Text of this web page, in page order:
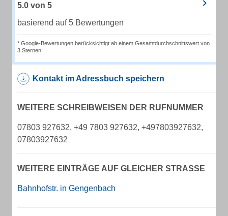
5.0 von 5
basierend auf 5 Bewertungen
* Google-Bewertungen berücksichtigt ab einem Gesamtdurchschnittswert von
3 Sternen
Kontakt im Adressbuch speichern
WEITERE SCHREIBWEISEN DER RUFNUMMER
07803 927632, +49 7803 927632, +497803927632,
07803927632
WEITERE EINTRÄGE AUF GLEICHER STRASSE
Bahnhofstr. in Gengenbach